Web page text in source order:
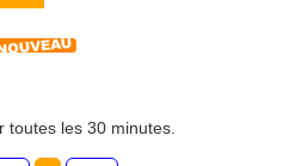
toutes les 30 minutes.